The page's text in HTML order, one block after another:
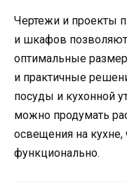
Чертежи и проекты
и шкафов
оптимальные
и практичные
посуды и кухонной
можно продумать
освещения на
функционально.